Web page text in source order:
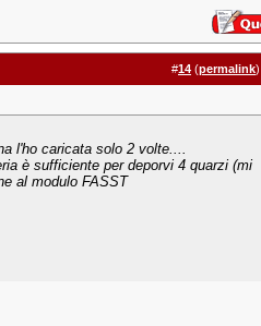
#14 (permalink)
l'ho caricata solo 2 volte....
è sufficiente per deporvi 4 quarzi (mi
al modulo FASST